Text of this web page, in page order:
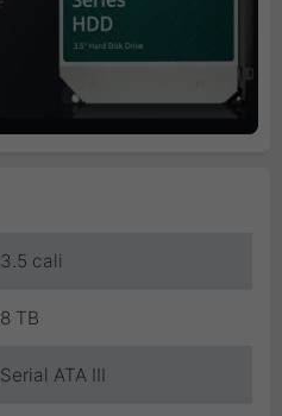
3.5 cali
8 TB
Serial ATA III